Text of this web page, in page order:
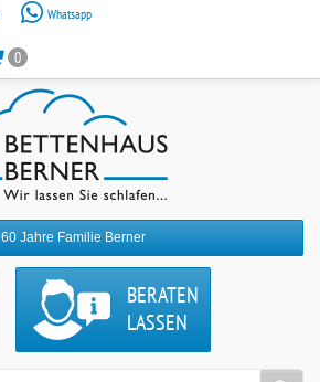
Whatsapp
0
60 Jahre Familie Berner
BERATEN
LASSEN